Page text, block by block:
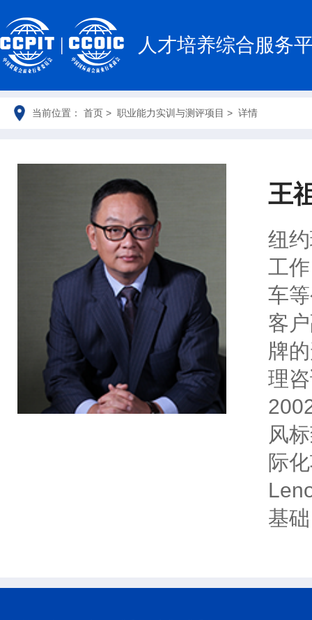
人才培养综合服务
当前位置： 首页 > 职业能力实训与测评项目 > 详情
王
纽
工
车
客
牌
理
风
际
基础